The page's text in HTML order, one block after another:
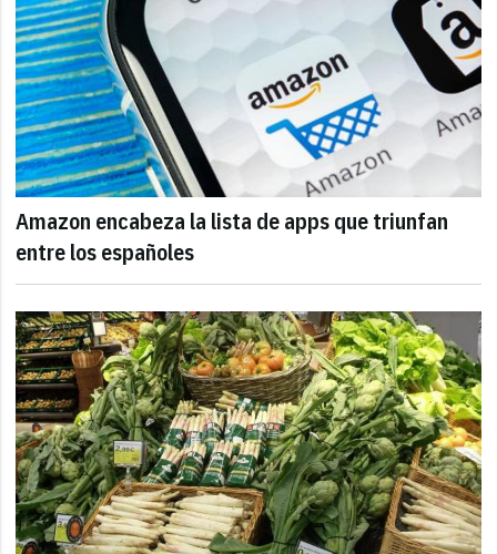
Amazon encabeza la lista de apps que triunfan
entre los españoles